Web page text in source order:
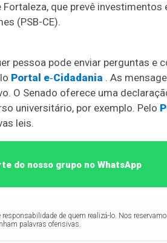
que prevê
(PSB-CE).
pessoa pode enviar perguntas e
Portal e‑Cidadania . As
O Senado oferece uma
universitário, por exemplo. Pelo
leis.
do nosso grupo no WhatsApp
de quem realizá-lo. Nos
palavras ofensivas.